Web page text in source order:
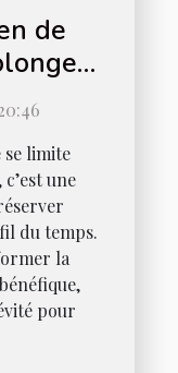
de
se limite
une
du temps.
la
pour